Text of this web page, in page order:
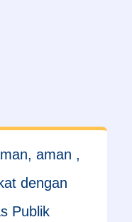
aman ,
dengan
Publik